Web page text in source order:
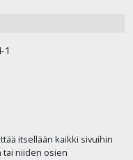
1
itsellään kaikki sivuihin
tai niiden osien